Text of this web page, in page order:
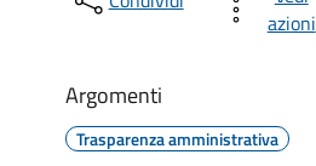
azioni
Argomenti
Trasparenza amministrativa